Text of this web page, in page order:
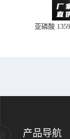
亚磷酸
产品导航